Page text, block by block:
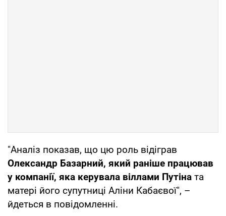
"Аналіз показав, що цю роль відіграв
Олександр Базарний, який раніше працював
у компанії, яка керувала віллами Путіна та
матері його супутниці Аліни Кабаєвої", –
йдеться в повідомленні.